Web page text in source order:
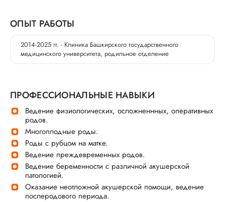
ОПЫТ РАБОТЫ
2014-2025 гг. - Клиника Башкирского государственного
медицинского университета, родильное отделение
ПРОФЕССИОНАЛЬНЫЕ НАВЫКИ
Ведение физиологических, осложненнных, оперативных
родов.
Многоплодные роды.
Роды с рубцом на матке.
Ведение преждевременных родов.
Ведение беременности с различной акушерской
патологией.
Оказание неотложной акушерской помощи, ведение
послеродового периода.